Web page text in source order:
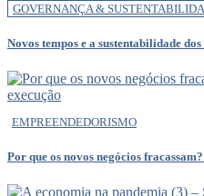
GOVERNANÇA &
Novos tempos e a sustentabilidade
EMPREENDEDORISMO
Por que os novos negócios